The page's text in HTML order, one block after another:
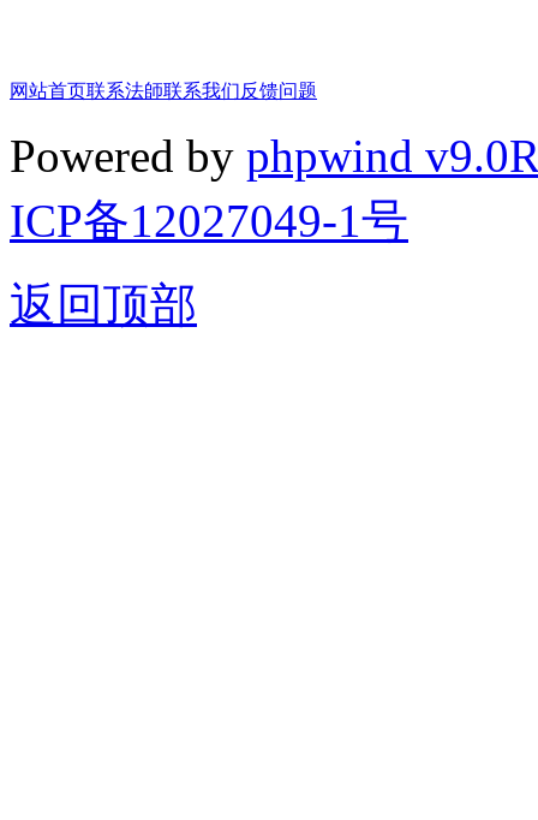
网站首页联系法師联系我们反馈问题
Powered by phpwind
ICP备12027049-1号
返回顶部